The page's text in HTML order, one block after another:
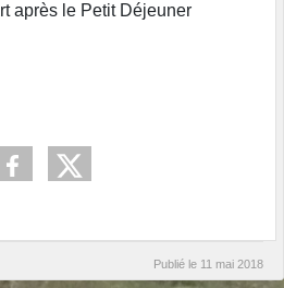
le Petit Déjeuner
Publié le 11 mai 2018